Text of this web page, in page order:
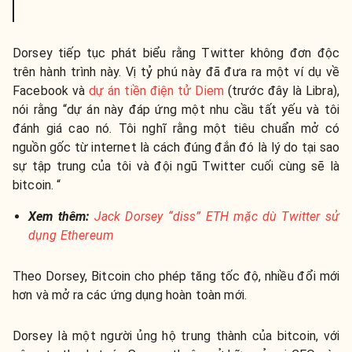
Dorsey tiếp tục phát biểu rằng Twitter không đơn độc
trên hành trình này. Vị tỷ phú này đã đưa ra một ví dụ về
Facebook vàdự án tiền điện tử Diem(trước đây là Libra),
nói rằng “dự án này đáp ứng một nhu cầu tất yếu và tôi
đánh giá cao nó. Tôi nghĩ rằng một tiêu chuẩn mở có
nguồn gốc từ internet là cách đúng đắn đó là lý do tại sao
sự tập trung của tôi và đội ngũ Twitter cuối cùng sẽ là
bitcoin. “
Xem thêm: Jack Dorsey “diss” ETH mặc dù Twitter sử
dụng Ethereum
Theo Dorsey, Bitcoin cho phép tăng tốc độ, nhiều đổi mới
hơn và mở ra các ứng dụng hoàn toàn mới.
Dorsey là một người ủng hộ trung thành của bitcoin, với